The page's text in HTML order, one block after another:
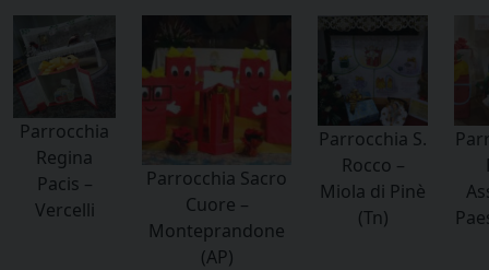
Parrocchia
Regina
Pacis –
Vercelli
Parrocchia Sacro
Cuore –
Monteprandone
(AP)
Parrocchia S.
Rocco –
Miola di Pinè
(Tn)